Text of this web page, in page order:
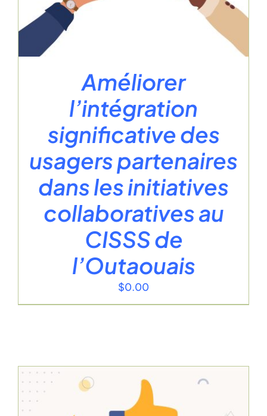
Améliorer
l’intégration
significative des
usagers partenaires
dans les initiatives
collaboratives au
CISSS de
l’Outaouais
$0.00